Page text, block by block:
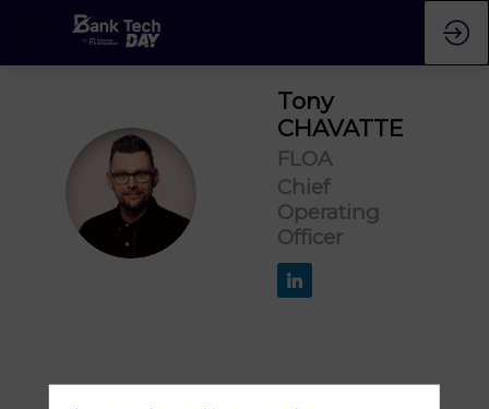
TC
Tony
CHAVATTE
FLOA
Chief
Operating
Officer